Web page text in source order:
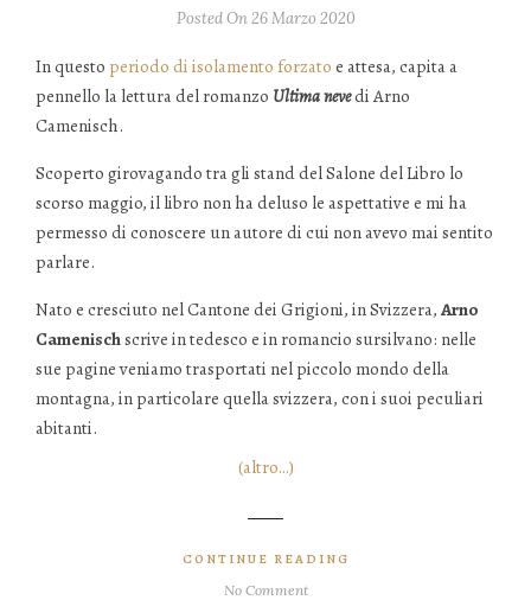
Posted On 26 Marzo 2020
In questo periodo di isolamento forzato e attesa, capita a
pennello la lettura del romanzo Ultima nevedi Arno
Camenisch.
Scoperto girovagando tra gli stand del Salone del Libro lo
scorso maggio, il libro non ha deluso le aspettative e mi ha
permesso di conoscere un autore di cui non avevo mai sentito
parlare.
Nato e cresciuto nel Cantone dei Grigioni, in Svizzera, Arno
Camenischscrive in tedesco e in romancio sursilvano: nelle
sue pagine veniamo trasportati nel piccolo mondo della
montagna, in particolare quella svizzera, con i suoi peculiari
abitanti.
(altro…)
CONTINUE READING
No Comment